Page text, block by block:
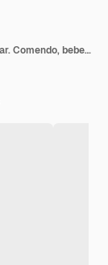
Um grupo de amigos descansando em um bar. Comendo, bebendo, comida na mesa. Amizade